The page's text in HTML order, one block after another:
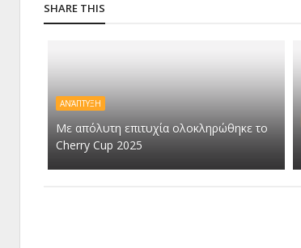
SHARE THIS
ΑΝΆΠΤΥΞΗ
Με απόλυτη επιτυχία ολοκληρώθηκε το
Cherry Cup 2025